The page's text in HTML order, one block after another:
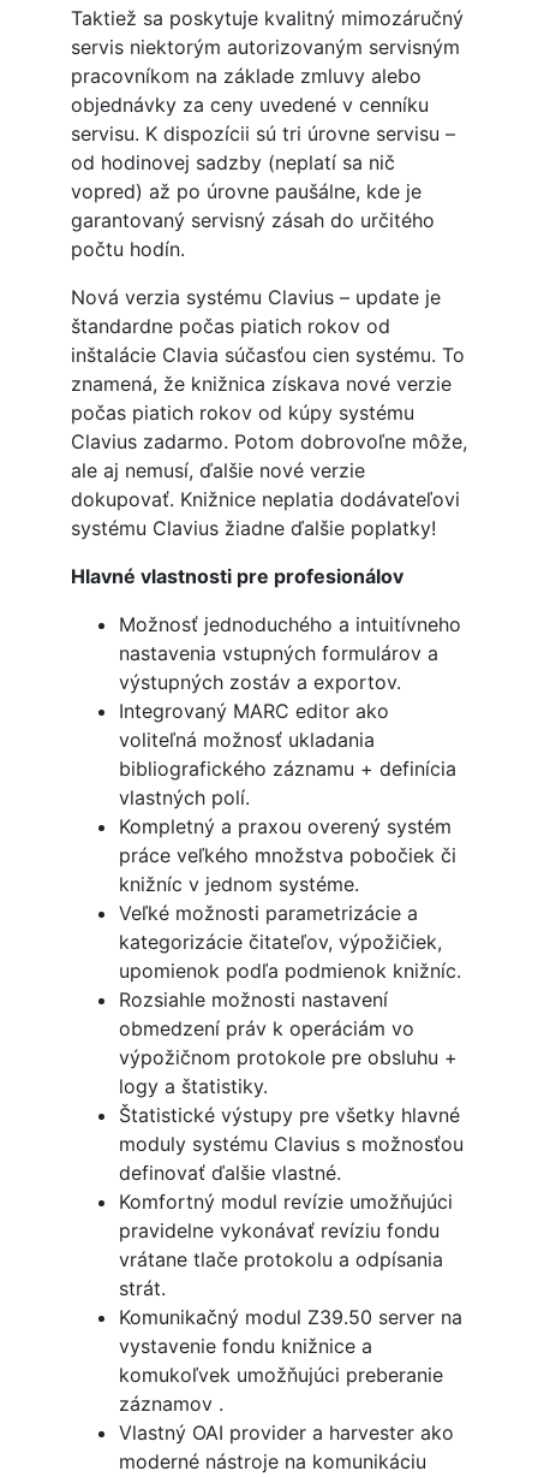
Taktiež sa poskytuje kvalitný mimozáručný
servis niektorým autorizovaným servisným
pracovníkom na základe zmluvy alebo
objednávky za ceny uvedené v cenníku
servisu. K dispozícii sú tri úrovne servisu –
od hodinovej sadzby (neplatí sa nič
vopred) až po úrovne paušálne, kde je
garantovaný servisný zásah do určitého
počtu hodín.
Nová verzia systému Clavius – update je
štandardne počas piatich rokov od
inštalácie Clavia súčasťou cien systému. To
znamená, že knižnica získava nové verzie
počas piatich rokov od kúpy systému
Clavius zadarmo. Potom dobrovoľne môže,
ale aj nemusí, ďalšie nové verzie
dokupovať. Knižnice neplatia dodávateľovi
systému Clavius žiadne ďalšie poplatky!
Hlavné vlastnosti pre profesionálov
Možnosť jednoduchého a intuitívneho
nastavenia vstupných formulárov a
výstupných zostáv a exportov.
Integrovaný MARC editor ako
voliteľná možnosť ukladania
bibliografického záznamu + definícia
vlastných polí.
Kompletný a praxou overený systém
práce veľkého množstva pobočiek či
knižníc v jednom systéme.
Veľké možnosti parametrizácie a
kategorizácie čitateľov, výpožičiek,
upomienok podľa podmienok knižníc.
Rozsiahle možnosti nastavení
obmedzení práv k operáciám vo
výpožičnom protokole pre obsluhu +
logy a štatistiky.
Štatistické výstupy pre všetky hlavné
moduly systému Clavius s možnosťou
definovať ďalšie vlastné.
Komfortný modul revízie umožňujúci
pravidelne vykonávať revíziu fondu
vrátane tlače protokolu a odpísania
strát.
Komunikačný modul Z39.50 server na
vystavenie fondu knižnice a
komukoľvek umožňujúci preberanie
záznamov .
Vlastný OAI provider a harvester ako
moderné nástroje na komunikáciu